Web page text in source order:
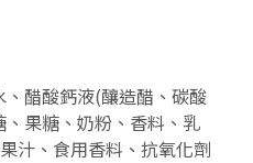
醋酸鈣液(釀造醋、碳酸
果糖、奶粉、香料、乳
汁、食用香料、抗氧化劑